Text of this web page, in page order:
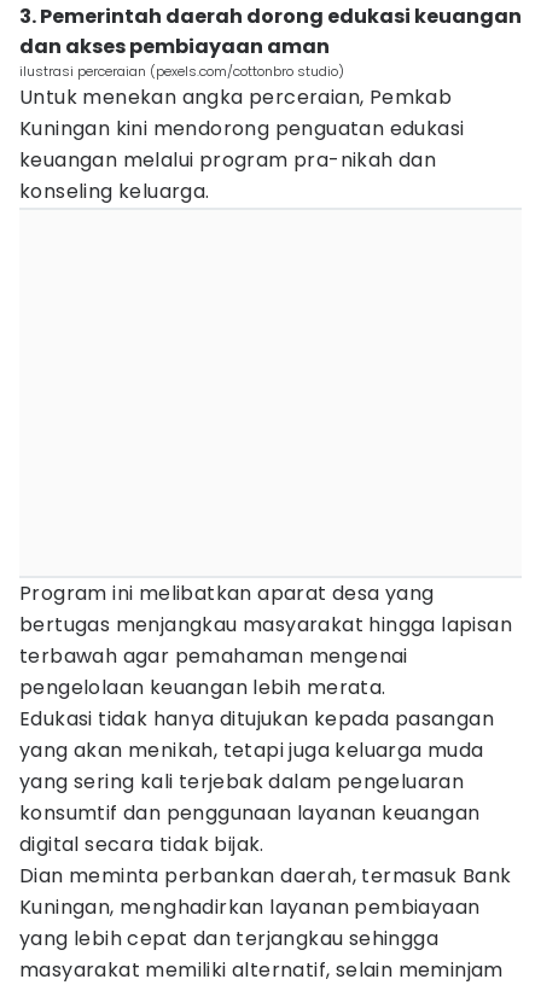
3. Pemerintah daerah dorong edukasi keuangan
dan akses pembiayaan aman
ilustrasi perceraian (pexels.com/cottonbro studio)
Untuk menekan angka perceraian, Pemkab
Kuningan kini mendorong penguatan edukasi
keuangan melalui program pra-nikah dan
konseling keluarga.
Program ini melibatkan aparat desa yang
bertugas menjangkau masyarakat hingga lapisan
terbawah agar pemahaman mengenai
pengelolaan keuangan lebih merata.
Edukasi tidak hanya ditujukan kepada pasangan
yang akan menikah, tetapi juga keluarga muda
yang sering kali terjebak dalam pengeluaran
konsumtif dan penggunaan layanan keuangan
digital secara tidak bijak.
Dian meminta perbankan daerah, termasuk Bank
Kuningan, menghadirkan layanan pembiayaan
yang lebih cepat dan terjangkau sehingga
masyarakat memiliki alternatif, selain meminjam